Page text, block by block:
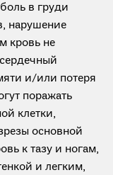
в груди
нарушение
кровь не
и/или потеря
поражать
клетки,
основной
к тазу и ногам,
и легким,